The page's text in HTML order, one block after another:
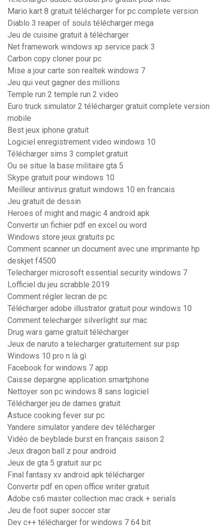
Mario kart 8 gratuit télécharger for pc complete version
Diablo 3 reaper of souls télécharger mega
Jeu de cuisine gratuit à télécharger
Net framework windows xp service pack 3
Carbon copy cloner pour pc
Mise a jour carte son realtek windows 7
Jeu qui veut gagner des millions
Temple run 2 temple run 2 video
Euro truck simulator 2 télécharger gratuit complete version
mobile
Best jeux iphone gratuit
Logiciel enregistrement video windows 10
Télécharger sims 3 complet gratuit
Ou se situe la base militaire gta 5
Skype gratuit pour windows 10
Meilleur antivirus gratuit windows 10 en francais
Jeu gratuit de dessin
Heroes of might and magic 4 android apk
Convertir un fichier pdf en excel ou word
Windows store jeux gratuits pc
Comment scanner un document avec une imprimante hp
deskjet f4500
Telecharger microsoft essential security windows 7
Lofficiel du jeu scrabble 2019
Comment régler lecran de pc
Télécharger adobe illustrator gratuit pour windows 10
Comment telecharger silverlight sur mac
Drug wars game gratuit télécharger
Jeux de naruto a telecharger gratuitement sur psp
Windows 10 pro n là gì
Facebook for windows 7 app
Caisse depargne application smartphone
Nettoyer son pc windows 8 sans logiciel
Télécharger jeu de dames gratuit
Astuce cooking fever sur pc
Yandere simulator yandere dev télécharger
Vidéo de beyblade burst en français saison 2
Jeux dragon ball z pour android
Jeux de gta 5 gratuit sur pc
Final fantasy xv android apk télécharger
Convertir pdf en open office writer gratuit
Adobe cs6 master collection mac crack + serials
Jeu de foot super soccer star
Dev c++ télécharger for windows 7 64 bit